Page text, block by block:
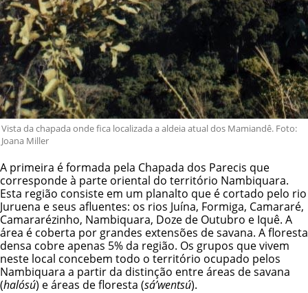
Vista da chapada onde fica localizada a aldeia atual dos Mamiandê. Foto:
Joana Miller
A primeira é formada pela Chapada dos Parecis que
corresponde à parte oriental do território Nambiquara.
Esta região consiste em um planalto que é cortado pelo rio
Juruena e seus afluentes: os rios Juína, Formiga, Camararé,
Camararézinho, Nambiquara, Doze de Outubro e Iquê. A
área é coberta por grandes extensões de savana. A floresta
densa cobre apenas 5% da região. Os grupos que vivem
neste local concebem todo o território ocupado pelos
Nambiquara a partir da distinção entre áreas de savana
(halósú) e áreas de floresta (sá’wentsú).